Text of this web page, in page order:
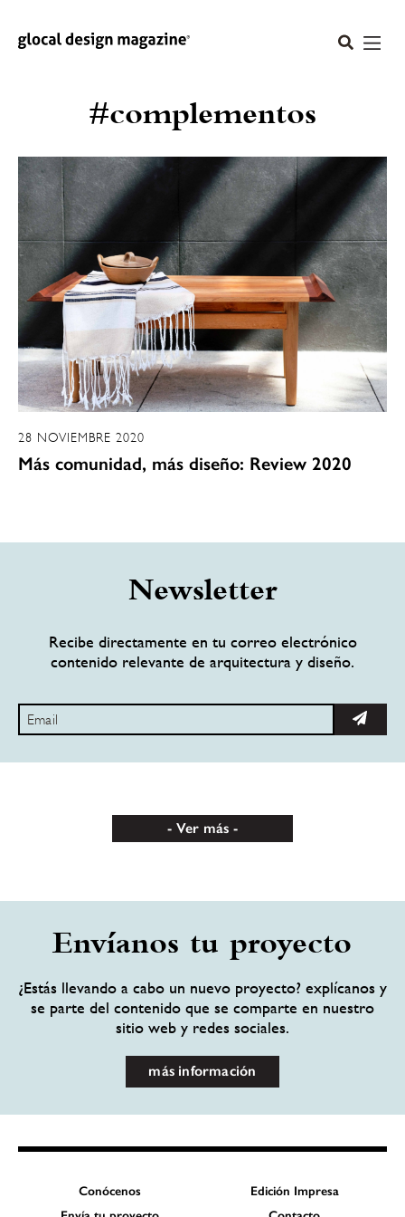
#complementos
28 NOVIEMBRE 2020
Más comunidad, más diseño: Review 2020
Newsletter
Recibe directamente en tu correo electrónico
contenido relevante de arquitectura y diseño.
Ver más
Envíanos tu proyecto
¿Estás llevando a cabo un nuevo proyecto? explícanos y
se parte del contenido que se comparte en nuestro
sitio web y redes sociales.
más información
Conócenos
Edición Impresa